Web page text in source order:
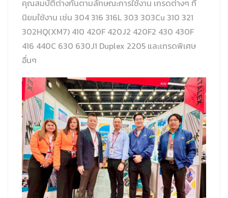
คุณสมบัติต่างกันตามลักษณะการใช้งาน เกรดต่างๆ ที่
นิยมใช้งาน เช่น 304 316 316L 303 303Cu 310 321
302HQ(XM7) 410 420F 420J2 420F2 430 430F
416 440C 630 630J1 Duplex 2205 และเกรดพิเศษ
อื่นๆ